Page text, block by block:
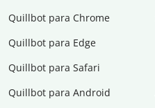
Quillbot para Chrome
Quillbot para Edge
Quillbot para Safari
Quillbot para Android